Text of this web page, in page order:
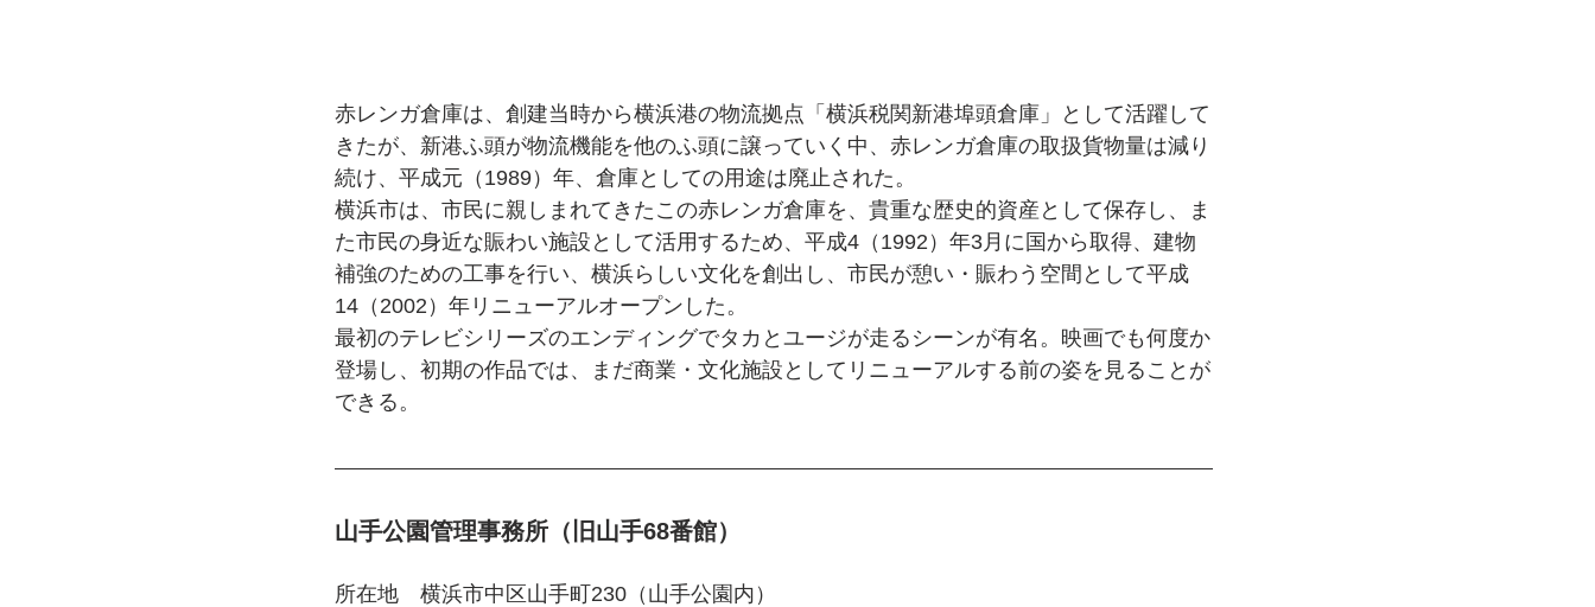
赤レンガ倉庫は、創建当時から横浜港の物流拠点「横浜税関新港埠頭倉庫」として活躍して
きたが、新港ふ頭が物流機能を他のふ頭に譲っていく中、赤レンガ倉庫の取扱貨物量は減り
続け、平成元（1989）年、倉庫としての用途は廃止された。
横浜市は、市民に親しまれてきたこの赤レンガ倉庫を、貴重な歴史的資産として保存し、ま
た市民の身近な賑わい施設として活用するため、平成4（1992）年3月に国から取得、建物
補強のための工事を行い、横浜らしい文化を創出し、市民が憩い・賑わう空間として平成
14（2002）年リニューアルオープンした。
最初のテレビシリーズのエンディングでタカとユージが走るシーンが有名。映画でも何度か
登場し、初期の作品では、まだ商業・文化施設としてリニューアルする前の姿を見ることが
できる。
山手公園管理事務所（旧山手68番館）
所在地　横浜市中区山手町230（山手公園内）